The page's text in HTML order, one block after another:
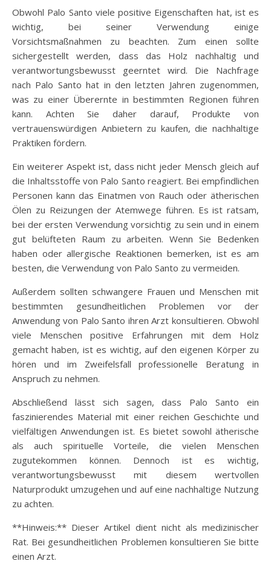
Obwohl Palo Santo viele positive Eigenschaften hat, ist es
wichtig, bei seiner Verwendung einige
Vorsichtsmaßnahmen zu beachten. Zum einen sollte
sichergestellt werden, dass das Holz nachhaltig und
verantwortungsbewusst geerntet wird. Die Nachfrage
nach Palo Santo hat in den letzten Jahren zugenommen,
was zu einer Überernte in bestimmten Regionen führen
kann. Achten Sie daher darauf, Produkte von
vertrauenswürdigen Anbietern zu kaufen, die nachhaltige
Praktiken fördern.
Ein weiterer Aspekt ist, dass nicht jeder Mensch gleich auf
die Inhaltsstoffe von Palo Santo reagiert. Bei empfindlichen
Personen kann das Einatmen von Rauch oder ätherischen
Ölen zu Reizungen der Atemwege führen. Es ist ratsam,
bei der ersten Verwendung vorsichtig zu sein und in einem
gut belüfteten Raum zu arbeiten. Wenn Sie Bedenken
haben oder allergische Reaktionen bemerken, ist es am
besten, die Verwendung von Palo Santo zu vermeiden.
Außerdem sollten schwangere Frauen und Menschen mit
bestimmten gesundheitlichen Problemen vor der
Anwendung von Palo Santo ihren Arzt konsultieren. Obwohl
viele Menschen positive Erfahrungen mit dem Holz
gemacht haben, ist es wichtig, auf den eigenen Körper zu
hören und im Zweifelsfall professionelle Beratung in
Anspruch zu nehmen.
Abschließend lässt sich sagen, dass Palo Santo ein
faszinierendes Material mit einer reichen Geschichte und
vielfältigen Anwendungen ist. Es bietet sowohl ätherische
als auch spirituelle Vorteile, die vielen Menschen
zugutekommen können. Dennoch ist es wichtig,
verantwortungsbewusst mit diesem wertvollen
Naturprodukt umzugehen und auf eine nachhaltige Nutzung
zu achten.
**Hinweis:** Dieser Artikel dient nicht als medizinischer
Rat. Bei gesundheitlichen Problemen konsultieren Sie bitte
einen Arzt.